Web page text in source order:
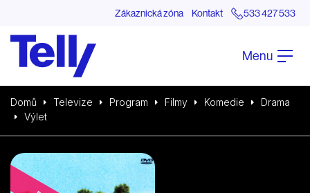
Zákaznická zóna Kontakt 533 427 533
Menu
Domů Televize Program Filmy Komedie
Drama
Výlet